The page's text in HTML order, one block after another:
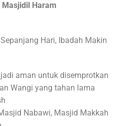
Haram
Hari, Ibadah Makin
aman untuk disemprotkan
Wangi yang tahan lama
Nabawi, Masjid Makkah